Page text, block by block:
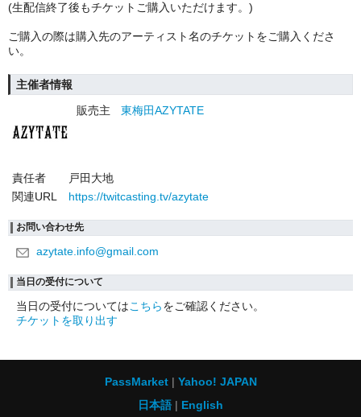
(生配信終了後もチケットご購入いただけます。)
ご購入の際は購入先のアーティスト名のチケットをご購入くださ
い。
主催者情報
販売主
東梅田AZYTATE
責任者
戸田大地
関連URL
https://twitcasting.tv/azytate
お問い合わせ先
azytate.info@gmail.com
当日の受付について
当日の受付についてはこちらをご確認ください。
チケットを取り出す
PassMarket
Yahoo! JAPAN
日本語
English